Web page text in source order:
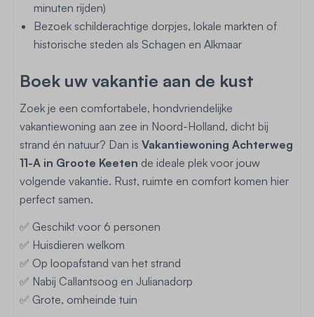
minuten rijden)
Bezoek schilderachtige dorpjes, lokale markten of
historische steden als Schagen en Alkmaar
Boek uw vakantie aan de kust
Zoek je een comfortabele, hondvriendelijke
vakantiewoning aan zee in Noord-Holland, dicht bij
strand én natuur? Dan is Vakantiewoning Achterweg
11-A in Groote Keeten de ideale plek voor jouw
volgende vakantie. Rust, ruimte en comfort komen hier
perfect samen.
✅ Geschikt voor 6 personen
✅ Huisdieren welkom
✅ Op loopafstand van het strand
✅ Nabij Callantsoog en Julianadorp
✅ Grote, omheinde tuin